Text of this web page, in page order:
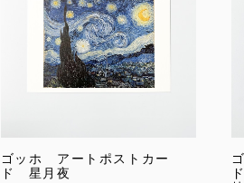
ゴッホ アートポストカー
ド 星月夜